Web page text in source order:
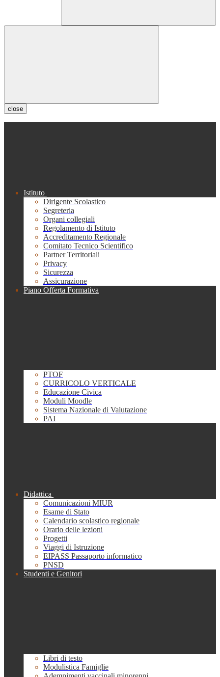
close
Istituto
Dirigente Scolastico
Segreteria
Organi collegiali
Regolamento di Istituto
Accreditamento Regionale
Comitato Tecnico Scientifico
Partner Territoriali
Privacy
Sicurezza
Assicurazione
Piano Offerta Formativa
PTOF
CURRICOLO VERTICALE
Educazione Civica
Moduli Moodle
Sistema Nazionale di Valutazione
PAI
Didattica
Comunicazioni MIUR
Esame di Stato
Calendario scolastico regionale
Orario delle lezioni
Progetti
Viaggi di Istruzione
EIPASS Passaporto informatico
PNSD
Studenti e Genitori
Libri di testo
Modulistica Famiglie